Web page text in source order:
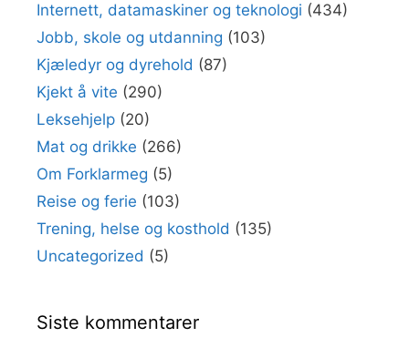
Internett, datamaskiner og teknologi (434)
Jobb, skole og utdanning (103)
Kjæledyr og dyrehold (87)
Kjekt å vite (290)
Leksehjelp (20)
Mat og drikke (266)
Om Forklarmeg (5)
Reise og ferie (103)
Trening, helse og kosthold (135)
Uncategorized (5)
Siste kommentarer